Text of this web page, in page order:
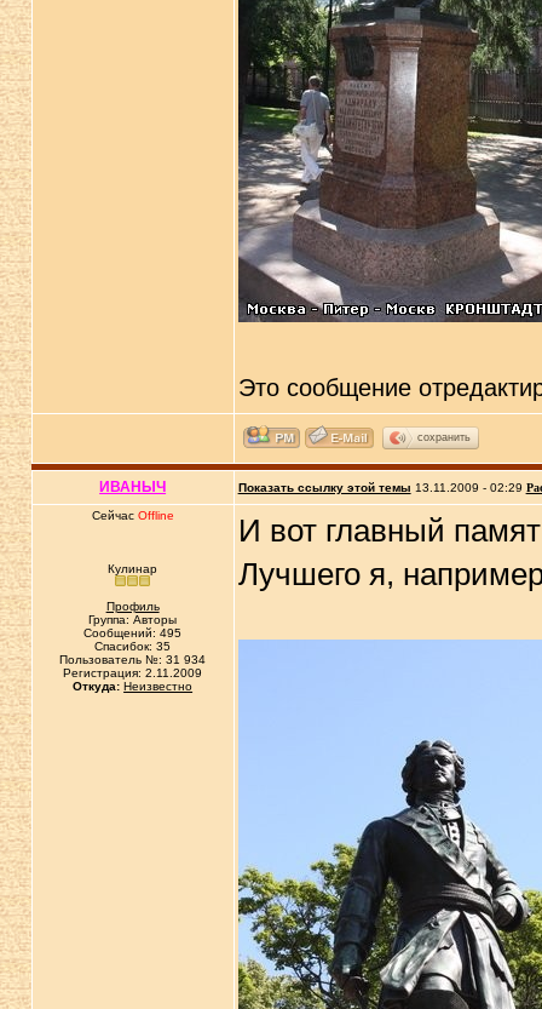
Это сообщение
сохранить
ИВАНЫЧ Показать ссылку этой темы 13.11.2009 - 02:29
Сейчас Offline
Кулинар
Профиль
Группа: Авторы
Сообщений: 495
Спасибок: 35
Пользователь №: 31 934
Регистрация: 2.11.2009
Откуда: Неизвестно
И вот главный
Лучшего я,